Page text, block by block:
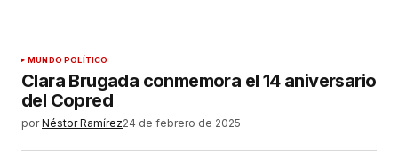
MUNDO POLÍTICO
Clara Brugada conmemora el 14 aniversario
del Copred
por Néstor Ramírez24 de febrero de 2025